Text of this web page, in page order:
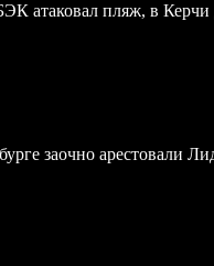
атаковал пляж, в
заочно арестовали